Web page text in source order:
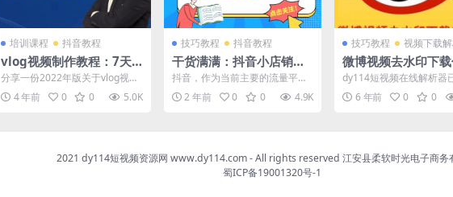
培训课程 抖音教程
vlog视频制作教程：7天
入门到精通短视频训练营
分享一份2022年版关于vlog视频
的制作教程：7天入门到精通短视
频训练营。 短...
4 年前 0 0 5.0K
技巧教程 抖音教程
干货满满：抖音小店销量
提高的运营秘诀
抖音，作为当前主要的流量平
台，吸引了众多商家纷纷加入。
对我们商家来说，抖音小店是...
2 年前 0 0 4.9K
技巧教程 视频下载
微博视频去水印下载
在线解析网址及使
dy114短视频在线解析器
级许久，目前已支持在线
博视频，并可以下载保...
6 年前 0 0
2021 dy114短视频资源网 www.dy114.com - All rights reserved 江安县柔软时光电子商务
蜀ICP备19001320号-1